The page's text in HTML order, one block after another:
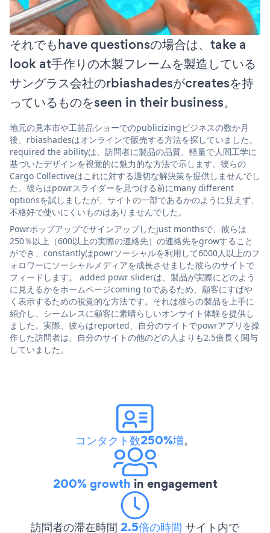
それでもhave questionsの場合は、take a
look at手作りの木製フレームを製造している
サングラス会社のrbiashadesがcreatesを持
っているものをseen in their business。
地元の見本市や工芸品ショーでのpublicizingビジネスの数か月
後、rbiashadesはオンラインで販売する方法を探していました。
required the abilityは、訪問者に製品の品質、軽量で人間工学に
基づいたデザインを視覚的に魅力的な方法で示します。彼らの
Cargo Collectiveはこれに対する適切な解決策を提供しませんでし
た。彼らはpowrスライダーを見つける前にmany different
optionsを試しましたが、サイトの一部であるかのように見えず、
不格好で使いにくいものはありませんでした。
Powrポップアップでサインアップしたjust monthsで、彼らは
250％以上（600以上の実際の連絡先）の連絡先をgrowすること
ができ、constantlyはpowrソーシャルを利用して6000人以上のフ
ォロワーにソーシャルメディアを成長させました彼らのサイトで
フィードします。 added powr sliderは、製品が実際にどのよう
に見えるかをホームページcoming toであるため、顧客にすばや
く表示するための視覚的な方法です。それは彼らの製品を上手に
紹介し、シームレスに顧客に素晴らしいオンサイト体験を提供し
ました。実際、彼らはreported、自分のサイトでpowrアプリを操
作した訪問者は、自分のサイトの他のどの人よりも2.5倍長く関与
していました。
コンタクト数250%増。
200% growth in engagement
訪問者の滞在時間 2.5倍の時間 サイト内で